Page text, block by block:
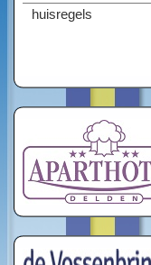
huisregels